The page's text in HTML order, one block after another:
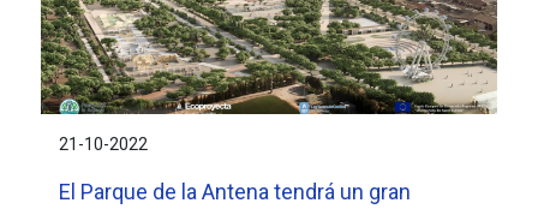
21-10-2022
El Parque de la Antena tendrá un gran